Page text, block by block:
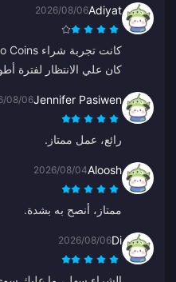
Adiyat
2026/08/06
كان علي الانتظار لفترة
Jennifer Pasiwen
08/06
رائع، عمل ممتاز.
Aloosh
2026/08/04
ممتاز، أنصح به بشدة.
Di
2026/08/06